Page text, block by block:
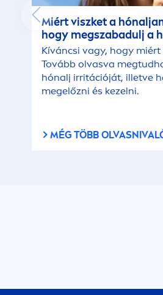
Miért viszket a
hogy megszabadulj a
Kíváncsi vagy, hogy
Tovább olvasva
hónalj irritációját, illetve
megelőzni és kezelni.
MÉG TÖBB